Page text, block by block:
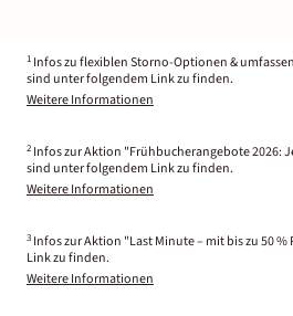
1 Infos zu flexiblen Storno-Optionen &
sind unter folgendem Link zu finden.
Weitere Informationen
2 Infos zur Aktion "Frühbucherangebote 2026:
sind unter folgendem Link zu finden.
Weitere Informationen
3 Infos zur Aktion "Last Minute – mit bis zu 50
Link zu finden.
Weitere Informationen